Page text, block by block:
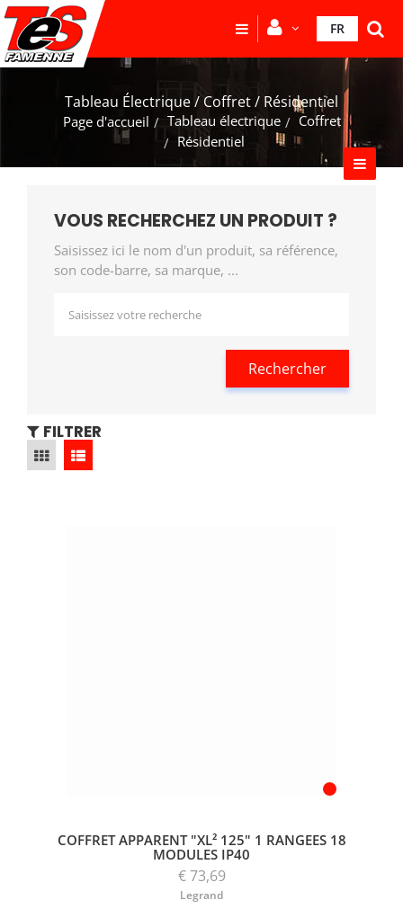
FR
Tableau Électrique / Coffret / Résidentiel
Page d'accueil Tableau électrique
Coffret
Résidentiel
VOUS RECHERCHEZ UN PRODUIT ?
Saisissez ici le nom d'un produit, sa référence,
son code-barre, sa marque, ...
Rechercher
FILTRER
COFFRET APPARENT "XL² 125" 1 RANGEES 18
MODULES IP40
€ 73,69
Legrand